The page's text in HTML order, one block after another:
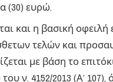
(30) ευρώ.
και η βασική οφειλή
τελών και
με βάση το
ν. 4152/2013 (Α’ 107),